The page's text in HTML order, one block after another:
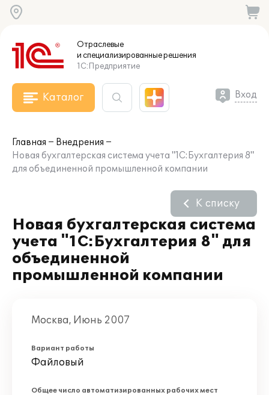
Отраслевые
и специализированныерешения
1С:Предприятие
Каталог Вход
Главная
Внедрения
Новая бухгалтерская система учета "1С:Бухгалтерия 8"
для объединенной промышленной компании
Новая бухгалтерская система
учета "1С:Бухгалтерия 8" для
объединенной
промышленной компании
К списку
Москва, Июнь 2007
Вариант работы
Файловый
Общее число автоматизированных рабочих мест